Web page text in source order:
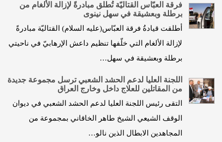
فرقة العبّاس القتاليّة تُطلق مبادرةً لإزالة الألغام من
برطلة وبعشيقة في سهل نينوى
أطلقت قيادةُ فرقة العبّاس(عليه السلام) القتاليّة مبادرةً
لإزالة الألغام التي خلّفها تنظيم داعش الإرهابيّ في ناحيتي
برطلة وبعشيقة في سهل…
اللجنة العليا لدعم الحشد الشعبي ترسل مجموعة جديدة
من المقاتلين للعلاج داخل وخارج العراق
التقى رئيس اللجنة العليا لدعم الحشد الشعبي في ديوان
الوقف الشيعي الشيخ طاهر الخاقاني بمجموعة من
المجاهدين الابطال الذين نالو…